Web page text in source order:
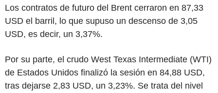
Los contratos de futuro del Brent cerraron en 87,33
USD el barril, lo que supuso un descenso de 3,05
USD, es decir, un 3,37%.
Por su parte, el crudo West Texas Intermediate (WTI)
de Estados Unidos finalizó la sesión en 84,88 USD,
tras dejarse 2,83 USD, un 3,23%. Se trata del nivel